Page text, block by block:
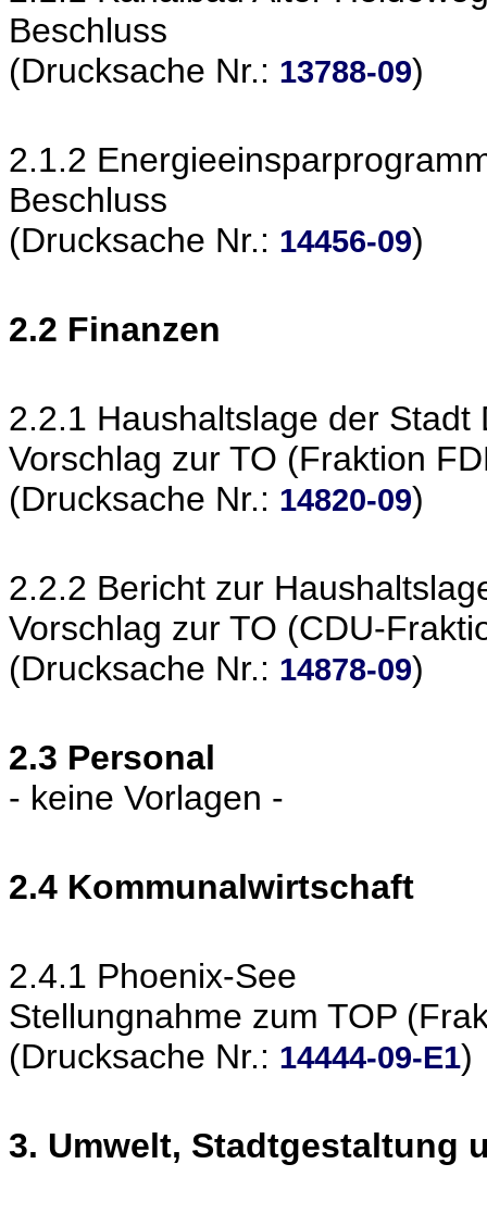
Beschluss
(Drucksache Nr.: 13788-09)
2.1.2
Beschluss
(Drucksache Nr.: 14456-09)
2.2 Finanzen
2.2.1 Haushaltslage der Stadt
Vorschlag zur TO (Fraktion
(Drucksache Nr.: 14820-09)
2.2.2 Bericht zur
Vorschlag zur TO (CDU-
(Drucksache Nr.: 14878-09)
2.3 Personal
- keine Vorlagen -
2.4 Kommunalwirtschaft
2.4.1 Phoenix-See
Stellungnahme zum TOP
(Drucksache Nr.: 14444-09-E1)
3. Umwelt, Stadtgestaltung